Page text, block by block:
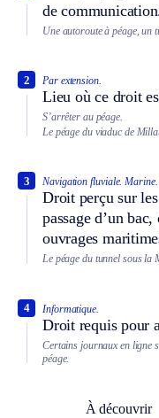
de
Une autoroute à péage, un
Par extension.
Lieu où ce droit
2
S’arrêter au péage.
Le péage du viaduc de
Navigation fluviale. Marine.
Droit perçu sur
passage d’un
ouvrages
3
Le péage du tunnel sous la
Informatique.
Droit requis pour
4
Certains journaux en ligne
péage.
À découvrir